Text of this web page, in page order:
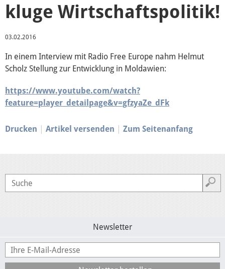
Politik
Positionen
Wahl 2019
Wahl 2014
Konstitutionelle Fragen (EP)
TTIP
kluge Wirtschaftspolitik!
03.02.2016
In einem Interview mit Radio Free Europe nahm Helmut
Scholz Stellung zur Entwicklung in Moldawien:
https://www.youtube.com/watch?
feature=player_detailpage&v=gfzyaZe_dFk
Drucken Artikel versenden Zum Seitenanfang
Newsletter